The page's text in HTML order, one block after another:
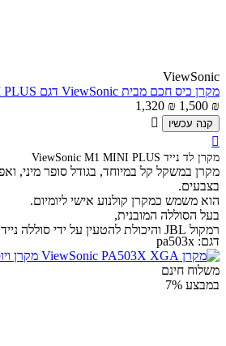
ViewSonic
מקרן כיס חכם מבית ViewSonic דגם M1 MINI PLUS
1,500 ₪
1,320 ₪
קנה עכשיו


מקרן לד נייד ViewSonic M1 MINI PLUS
מקרן במשקל קל במיוחד, בגודל סופר מיני,
בצבעים.
הוא משמש כמקרן קולנוע אישי ליומיום.
בעל הסוללה המובנית,
רמקול JBL והיכולת להטעין על ידי סוללה ניידת,
דגם: pa503x
משלוח חינם
במבצע 7%